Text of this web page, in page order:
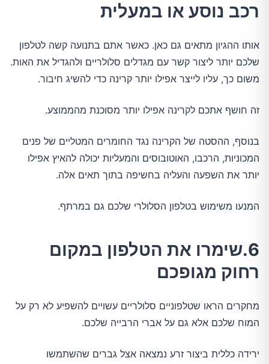
רכב נוסע או במעלית
אותו ההגיון מתאים גם כאן. כאשר אתם בתנועה קשה לטלפון
שלכם יותר ליצור קשר עם מגדלים סלולריים ולהגדיל את האות.
משום כך, עליו לייצר אפילו יותר קרינה כדי להשיג חיבור.
זה חושף אתכם לקרינה אפילו יותר מסוכנת מהממוצע.
בנוסף, ההסטה של הקרינה נגד החומרים המטליים של פנים
המכוניות, הרכבו, האוטובוסים והמעליות יכולה להאיץ אפילו
יותר את השפעה והעליה בחשיפה בתוך תאים אלה.
המנעו משימוש בטלפון הסלולרי שלכם גם במרתף.
6.שימרו את הטלפון במקום
רחוק מגופכם
מחקרים הראו שטלפוניים סלולריים עשויים להשפיע לא רק על
המוח שלכם אלא גם על אברי הרבייה שלכם.
ירידה כללית ביצור זרע נמצאה אצל גברים שהשתמשו